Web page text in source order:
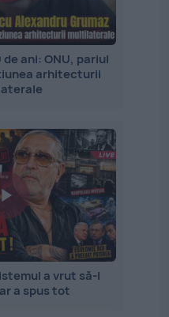
ani: ONU, pariul
arhitecturii
a vrut să-l
a spus tot